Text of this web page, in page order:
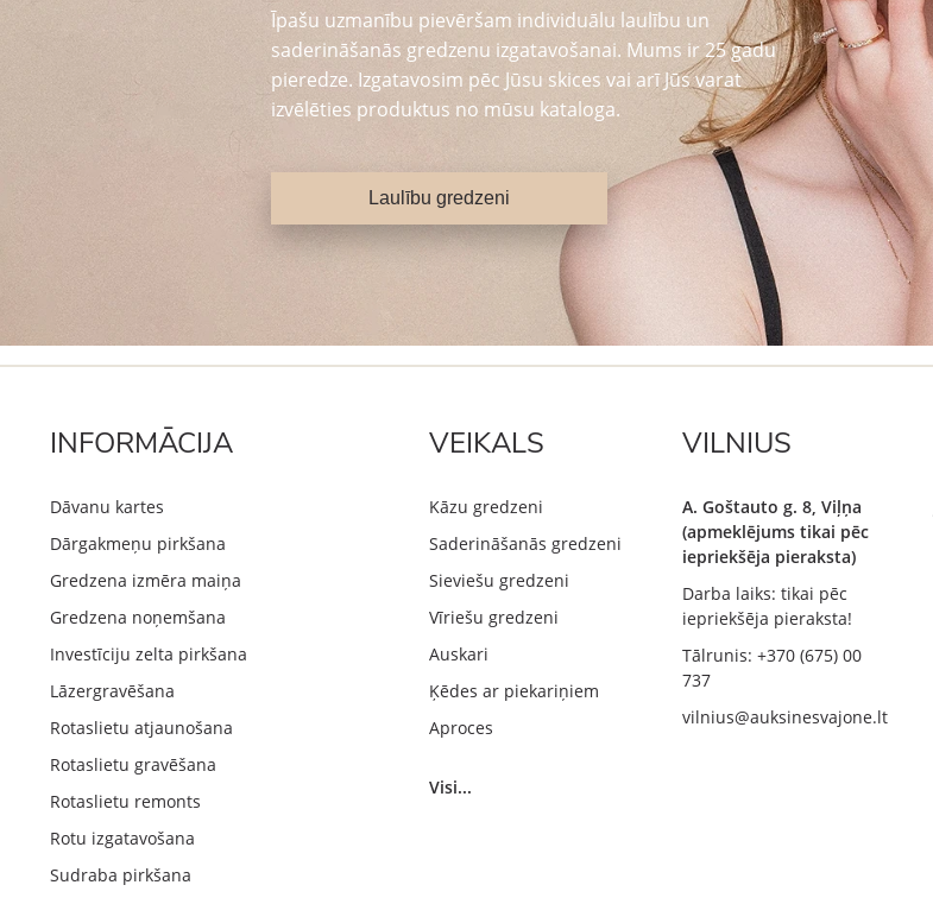
Īpašu uzmanību pievēršam individuālu laulību un
saderināšanās gredzenu izgatavošanai. Mums ir 25 gadu
pieredze. Izgatavosim pēc Jūsu skices vai arī Jūs varat
izvēlēties produktus no mūsu kataloga.
Laulību gredzeni
INFORMĀCIJA
Dāvanu kartes
Dārgakmeņu pirkšana
Gredzena izmēra maiņa
Gredzena noņemšana
Investīciju zelta pirkšana
Lāzergravēšana
Rotaslietu atjaunošana
Rotaslietu gravēšana
Rotaslietu remonts
Rotu izgatavošana
Sudraba pirkšana
VEIKALS
Kāzu gredzeni
Saderināšanās gredzeni
Sieviešu gredzeni
Vīriešu gredzeni
Auskari
Ķēdes ar piekariņiem
Aproces
Visi...
VILNIUS
A. Goštauto g. 8, Viļņa
(apmeklējums tikai pēc
iepriekšēja pieraksta)
Darba laiks: tikai pēc
iepriekšēja pieraksta!
Tālrunis: +370 (675) 00
737
vilnius@auksinesvajone.lt